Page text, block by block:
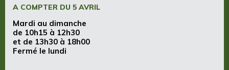
A COMPTER DU 5 AVRIL
Mardi au dimanche
de 10h15 à 12h30
et de 13h30 à 18h00
Fermé le lundi